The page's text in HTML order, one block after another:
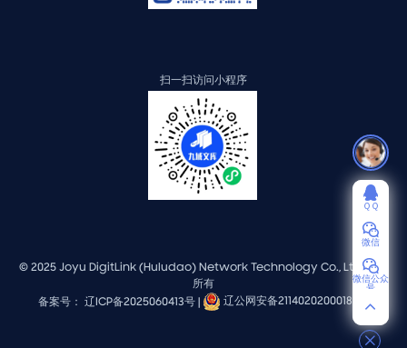
扫一扫访问小程序
© 2025 Joyu DigitLink (Huludao) Network Technology Co., Ltd. 版权
所有
备案号： 辽ICP备2025060413号 |
辽公网安备21140202000184号
ＱＱ
微信
微信公众
号